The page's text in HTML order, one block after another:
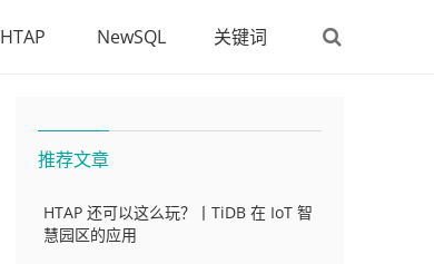
HTAP NewSQL 关键词
推荐文章
HTAP 还可以这么玩？丨TiDB 在 IoT 智
慧园区的应用